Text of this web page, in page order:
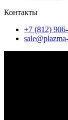
Контакты
+7 (812)